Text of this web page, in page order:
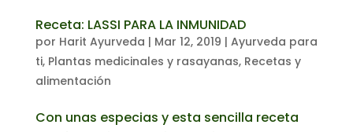
Receta: LASSI PARA LA INMUNIDAD
por Harit Ayurveda | Mar 12, 2019 | Ayurveda para
ti, Plantas medicinales y rasayanas, Recetas y
alimentación
Con unas especias y esta sencilla receta